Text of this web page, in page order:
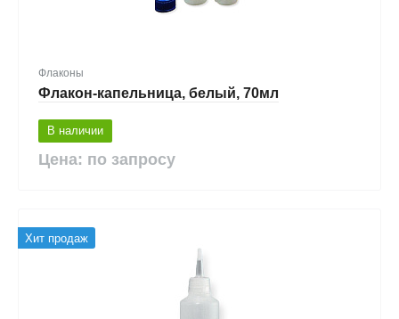
Флаконы
Флакон-капельница, белый, 70мл
В наличии
Цена: по запросу
Хит продаж